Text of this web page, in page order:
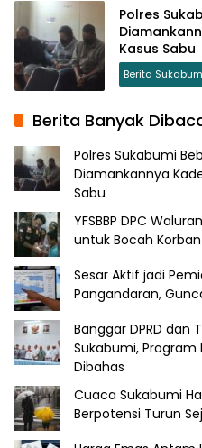
Polres
Kasus Sabu
Berita
Berita Banyak
Polres Sukabumi
Diamankannya
Sabu
YFSBBP DPC
untuk Bocah Korban
Sesar Aktif jadi
Pangandaran,
Banggar DPRD dan
Sukabumi,
Dibahas
Cuaca Sukabumi
Berpotensi Turun